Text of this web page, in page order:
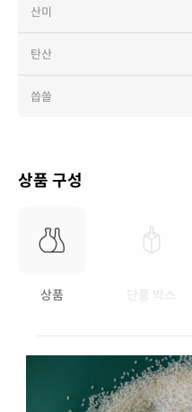
산미
탄산
씁쓸
상품 구성
상품 단품 박스